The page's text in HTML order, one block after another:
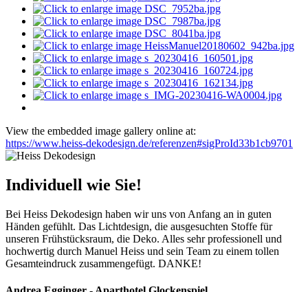
View the embedded image gallery online at:
https://www.heiss-dekodesign.de/referenzen#sigProId33b1cb9701
Individuell wie Sie!
Bei Heiss Dekodesign haben wir uns von Anfang an in guten
Händen gefühlt. Das Lichtdesign, die ausgesuchten Stoffe für
unseren Frühstücksraum, die Deko. Alles sehr professionell und
hochwertig durch Manuel Heiss und sein Team zu einem tollen
Gesamteindruck zusammengefügt. DANKE!